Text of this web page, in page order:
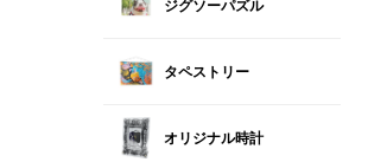
ジグソーパズル
タペストリー
オリジナル時計